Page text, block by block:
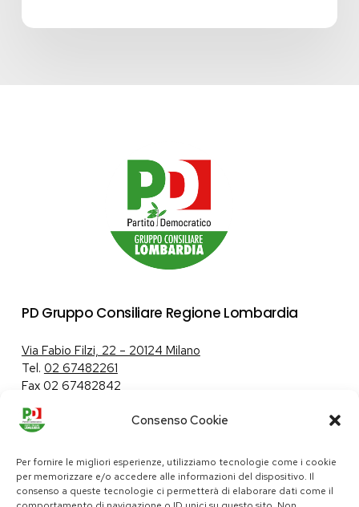
Consenso Cookie
Per fornire le migliori esperienze, utilizziamo tecnologie come i cookie
per memorizzare e/o accedere alle informazioni del dispositivo. Il
consenso a queste tecnologie ci permetterà di elaborare dati come il
PD Gruppo Consiliare Regione Lombardia
Via Fabio Filzi, 22 – 20124 Milano
Tel. 02 67482261
Fax 02 67482842
Tutela dei dati personali|Politica sui cookie